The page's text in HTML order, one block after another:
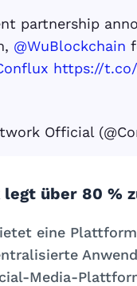
partnership
@WuBlockchain
https://t.co/
Official
über 80 %
eine
Media-